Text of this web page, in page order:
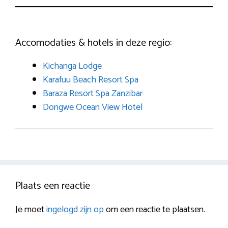
Accomodaties & hotels in deze regio:
Kichanga Lodge
Karafuu Beach Resort Spa
Baraza Resort Spa Zanzibar
Dongwe Ocean View Hotel
Plaats een reactie
Je moetingelogd zijn opom een reactie te plaatsen.